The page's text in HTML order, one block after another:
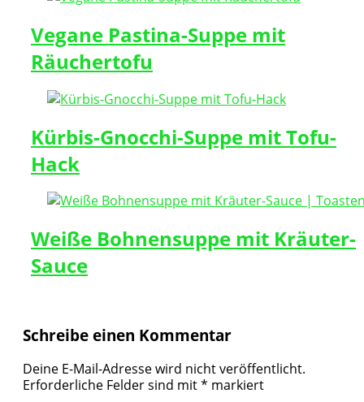
Vegane Pastina-Suppe mit
Räuchertofu
Kürbis-Gnocchi-Suppe mit Tofu-
Hack
Weiße Bohnensuppe mit Kräuter-
Sauce
Schreibe einen Kommentar
Deine E-Mail-Adresse wird nicht veröffentlicht.
Erforderliche Felder sind mit* markiert